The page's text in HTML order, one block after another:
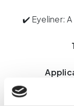
✔️ Eyeliner: